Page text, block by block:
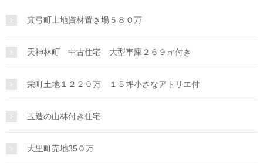
真弓町土地資材置き場５８０万
天神林町 中古住宅 大型車庫２６９㎡付き
栄町土地１２２０万 １５坪小さなアトリエ付
玉造の山林付き住宅
大里町売地35０万